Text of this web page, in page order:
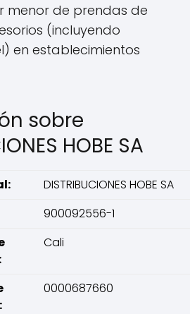
menor de prendas de
(incluyendo
en establecimientos
sobre
HOBE SA
DISTRIBUCIONES HOBE SA
900092556-1
Cali
0000687660